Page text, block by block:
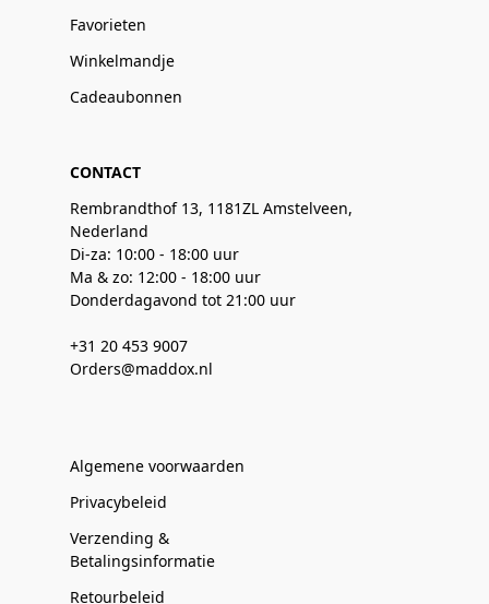
Favorieten
Winkelmandje
Cadeaubonnen
CONTACT
Rembrandthof 13, 1181ZL Amstelveen,
Nederland
Di-za: 10:00 - 18:00 uur
Ma & zo: 12:00 - 18:00 uur
Donderdagavond tot 21:00 uur
+31 20 453 9007
Orders@maddox.nl
Algemene voorwaarden
Privacybeleid
Verzending &
Betalingsinformatie
Retourbeleid